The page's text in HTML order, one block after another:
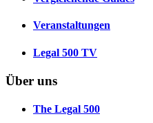
Veranstaltungen
Legal 500 TV
Über uns
The Legal 500